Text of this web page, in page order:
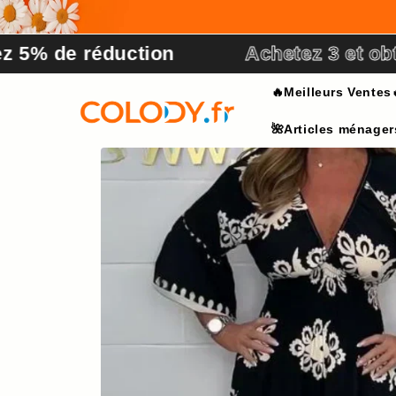
et
passer
au
contenu
réduction Achetez 3 et
🔥Meilleurs
🌺Articles
Passer aux
informations
produits